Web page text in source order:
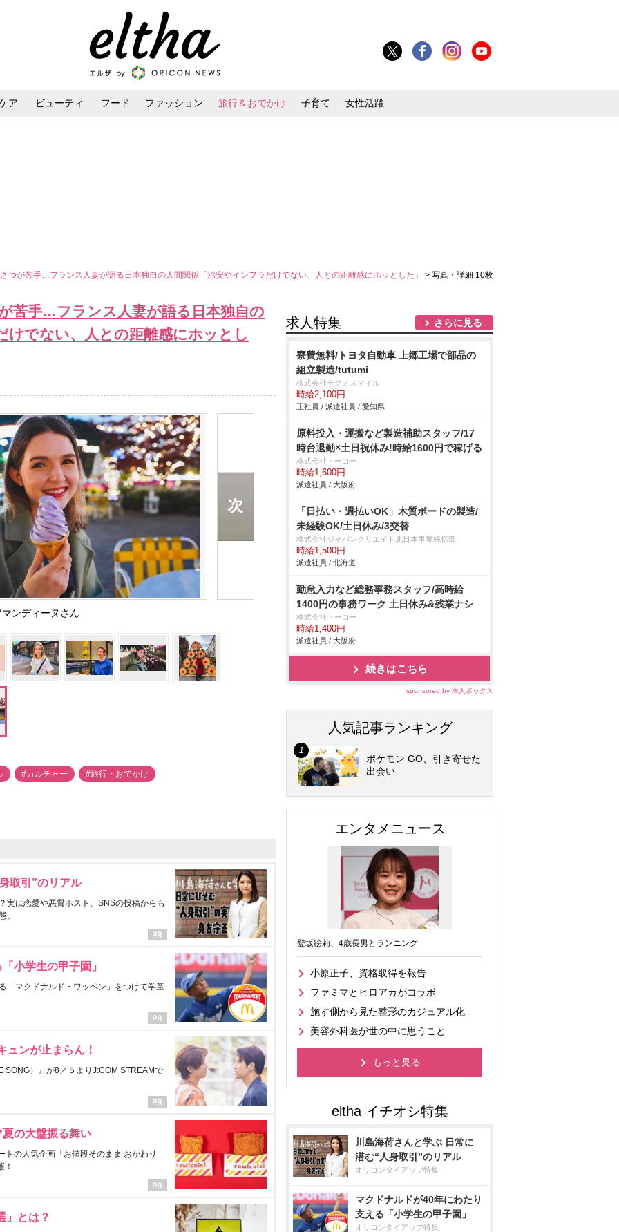
ア ビューティ フード ファッション 旅行＆おでかけ 子育て 女性活躍
つが苦手…フランス人妻が語る日本独自の人間関係「治安やインフラだけでない、人との距離感にホッとした」 > 写真・詳細 10枚
苦手…フランス人妻が語る日本独自の
けでない、人との距離感にホッとし
マンディーヌさん
#カルチャー #旅行・おでかけ
取引”のリアル
実は恋愛や悪質ホスト、SNSの投稿からも
。
小学生の甲子園」
「マクドナルド・ワッペン」をつけて学童
ュンが止まらん！
SONG）』が8／５よりJ:COM STREAMで
の大盤振る舞い
の人気企画「お値段そのまま おかわり
！
」とは？
求人特集 さらに見る
寮費無料/トヨタ自動車 上郷工場で部品の
組立製造/tutumi
株式会社テクノスマイル
時給2,100円
正社員 / 派遣社員 / 愛知県
原料投入・運搬など製造補助スタッフ/17
時台退勤×土日祝休み!時給1600円で稼げる
株式会社トーコー
時給1,600円
派遣社員 / 大阪府
「日払い・週払いOK」木質ボードの製造/
未経験OK/土日休み/3交替
株式会社ジャパンクリエイト北日本事業統括部
時給1,500円
派遣社員 / 北海道
勤怠入力など総務事務スタッフ/高時給
1400円の事務ワーク 土日休み&残業ナシ
株式会社トーコー
時給1,400円
派遣社員 / 大阪府
続きはこちら
sponsored by 求人ボックス
人気記事ランキング
ポケモン GO、引き寄せた
出会い
エンタメニュース
登坂絵莉、4歳長男とランニング
小原正子、資格取得を報告
ファミマとヒロアカがコラボ
施す側から見た整形のカジュアル化
美容外科医が世の中に思うこと
もっと見る
川島海荷さんと学ぶ 日常に
潜む“人身取引”のリアル
オリコンタイアップ特集
マクドナルドが40年にわたり
支える「小学生の甲子園」
オリコンタイアップ特集